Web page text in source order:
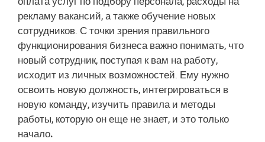
рекламу вакансий, а также обучение новых
сотрудников. С точки зрения правильного
функционирования бизнеса важно понимать, что
новый сотрудник, поступая к вам на работу,
исходит из личных возможностей. Ему нужно
освоить новую должность, интегрироваться в
новую команду, изучить правила и методы
работы, которую он еще не знает, и это только
начало.